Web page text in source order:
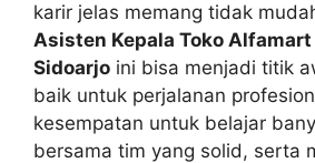
karir jelas memang tidak
Asisten Kepala Toko
Sidoarjo ini bisa menjadi titik
baik untuk perjalanan
kesempatan untuk belajar
bersama tim yang solid, serta